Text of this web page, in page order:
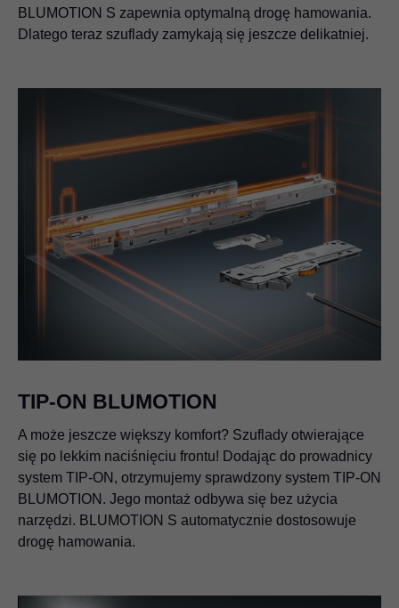
BLUMOTION S zapewnia optymalną drogę hamowania.
Dlatego teraz szuflady zamykają się jeszcze delikatniej.
TIP-ON BLUMOTION
A może jeszcze większy komfort? Szuflady otwierające
się po lekkim naciśnięciu frontu! Dodając do prowadnicy
system TIP-ON, otrzymujemy sprawdzony system TIP-ON
BLUMOTION. Jego montaż odbywa się bez użycia
narzędzi. BLUMOTION S automatycznie dostosowuje
drogę hamowania.